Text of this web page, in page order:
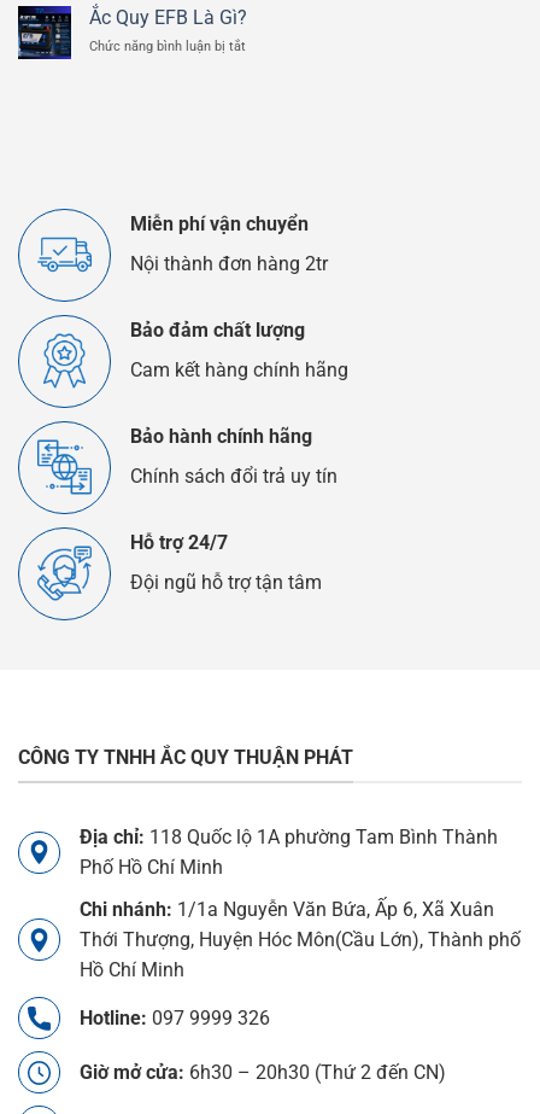
Ắc
Ô
Quy
Và
Thế
Nào?
Ắc Quy EFB Là Gì?
Chức năng bình luận bị tắt
Miễn phí vận chuyển
Nội thành đơn hàng 2tr
Bảo đảm chất lượng
Cam kết hàng chính hãng
Bảo hành chính hãng
Chính sách đổi trả uy tín
Hỗ trợ 24/7
Đội ngũ hỗ trợ tận tâm
CÔNG TY TNHH ẮC QUY THUẬN PHÁT
Địa chỉ: 118 Quốc lộ 1A phường Tam Bình Thành
Phố Hồ Chí Minh
Chi nhánh: 1/1a Nguyễn Văn Bứa, Ấp 6, Xã Xuân
Thới Thượng, Huyện Hóc Môn(Cầu Lớn), Thành phố
Hồ Chí Minh
Hotline: 097 9999 326
Giờ mở cửa: 6h30 – 20h30 (Thứ 2 đến CN)